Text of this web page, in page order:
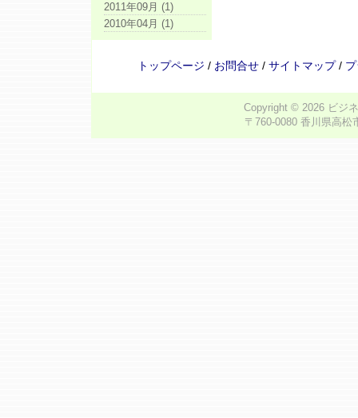
2011年09月 (1)
2010年04月 (1)
トップページ / お問合せ / サイトマップ/
Copyright © 2026 ビジ
〒760-0080 香川県高松